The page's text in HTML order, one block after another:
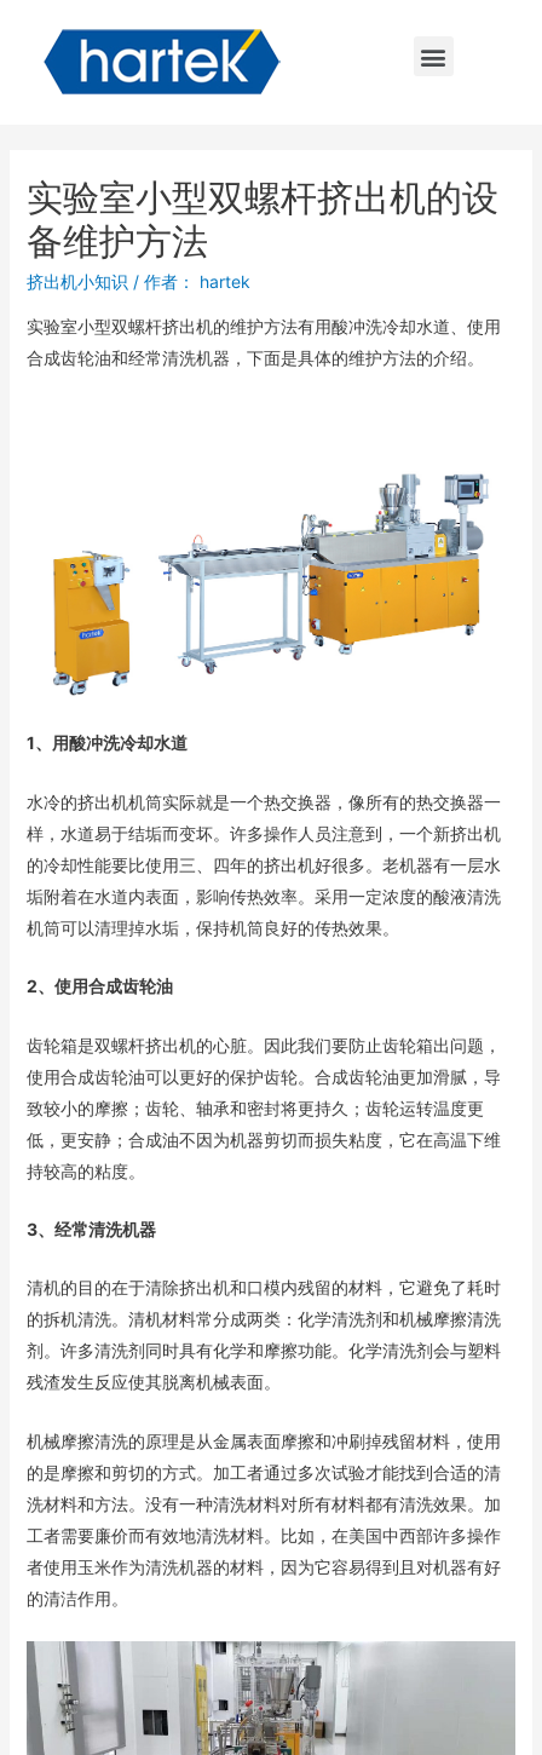
实验室小型双螺杆挤出机的设
备维护方法
挤出机小知识 / 作者： hartek
实验室小型双螺杆挤出机的维护方法有用酸冲洗冷却水道、使用
合成齿轮油和经常清洗机器，下面是具体的维护方法的介绍。
1、用酸冲洗冷却水道
水冷的挤出机机筒实际就是一个热交换器，像所有的热交换器一
样，水道易于结垢而变坏。许多操作人员注意到，一个新挤出机
的冷却性能要比使用三、四年的挤出机好很多。老机器有一层水
垢附着在水道内表面，影响传热效率。采用一定浓度的酸液清洗
机筒可以清理掉水垢，保持机筒良好的传热效果。
2、使用合成齿轮油
齿轮箱是双螺杆挤出机的心脏。因此我们要防止齿轮箱出问题，
使用合成齿轮油可以更好的保护齿轮。合成齿轮油更加滑腻，导
致较小的摩擦；齿轮、轴承和密封将更持久；齿轮运转温度更
低，更安静；合成油不因为机器剪切而损失粘度，它在高温下维
持较高的粘度。
3、经常清洗机器
清机的目的在于清除挤出机和口模内残留的材料，它避免了耗时
的拆机清洗。清机材料常分成两类：化学清洗剂和机械摩擦清洗
剂。许多清洗剂同时具有化学和摩擦功能。化学清洗剂会与塑料
残渣发生反应使其脱离机械表面。
机械摩擦清洗的原理是从金属表面摩擦和冲刷掉残留材料，使用
的是摩擦和剪切的方式。加工者通过多次试验才能找到合适的清
洗材料和方法。没有一种清洗材料对所有材料都有清洗效果。加
工者需要廉价而有效地清洗材料。比如，在美国中西部许多操作
者使用玉米作为清洗机器的材料，因为它容易得到且对机器有好
的清洁作用。